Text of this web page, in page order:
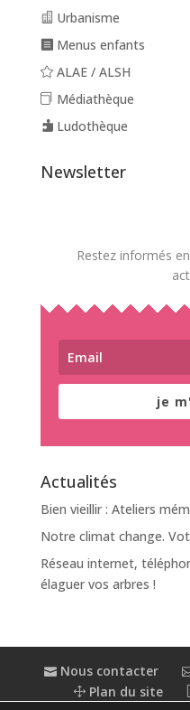
Urbanisme
Menus enfants
ALAE / ALSH
Médiathèque
Ludothèque
Newsletter
Restez informés
je
Actualités
Bien vieillir : Ateliers
Notre climat change.
Réseau internet,
élaguer vos arbres !
Nous contacter
Plan du site